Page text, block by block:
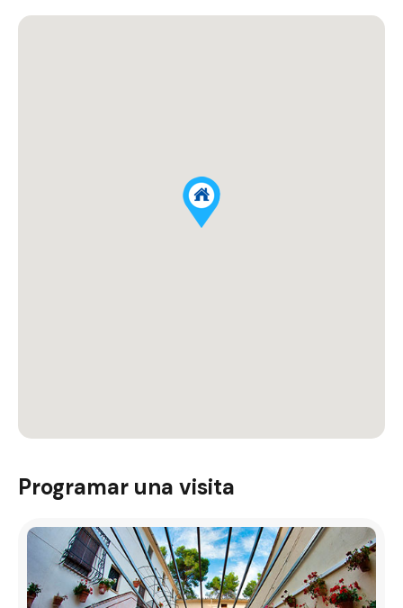
Programar una visita